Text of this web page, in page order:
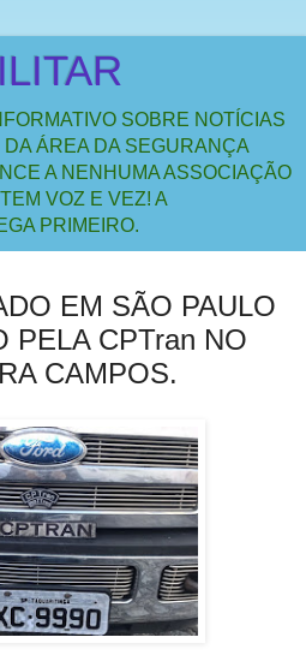
SOBRE NOTÍCIAS
ÁREA DA SEGURANÇA
A NENHUMA ASSOCIAÇÃO
VOZ E VEZ! A
PRIMEIRO.
EM SÃO PAULO
PELA CPTran NO
CAMPOS.